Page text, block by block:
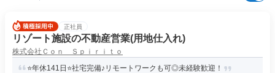
正社員
リゾート施設の不動産営業(用地仕入れ)
株式会社Ｃｏｎ Ｓｐｉｒｉｔｏ
⭐年休141日⭐社宅完備♪リモートワークも可◎未経験歓迎！